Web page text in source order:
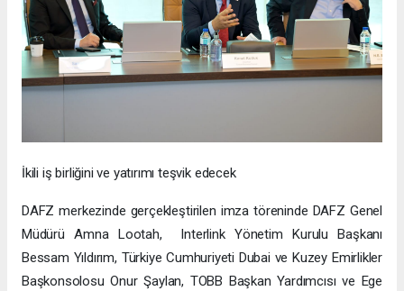
İkili iş birliğini ve yatırımı teşvik edecek
DAFZ merkezinde gerçekleştirilen imza töreninde DAFZ Genel
Müdürü Amna Lootah, Interlink Yönetim Kurulu Başkanı
Bessam Yıldırım, Türkiye Cumhuriyeti Dubai ve Kuzey Emirlikler
Başkonsolosu Onur Şaylan, TOBB Başkan Yardımcısı ve Ege